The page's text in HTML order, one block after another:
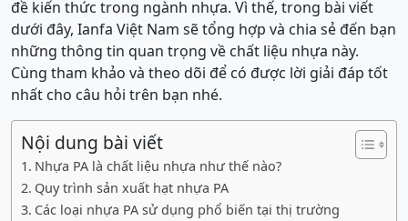
đề kiến thức trong ngành nhựa. Vì thế, trong bài viết
dưới đây, Ianfa Việt Nam sẽ tổng hợp và chia sẻ đến bạn
những thông tin quan trọng về chất liệu nhựa này.
Cùng tham khảo và theo dõi để có được lời giải đáp tốt
nhất cho câu hỏi trên bạn nhé.
Nội dung bài viết
Nhựa PA là chất liệu nhựa như thế nào?
Quy trình sản xuất hạt nhựa PA
Các loại nhựa PA sử dụng phổ biến tại thị trường